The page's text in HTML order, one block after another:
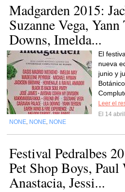
Madgarden 2015:
Suzanne Vega,
Downs, Imelda...
El
nueva
junio y
Leer el
El 14
NONE NONE NONE
Festival Pedralbes
Pet Shop Boys, Paul
Anastacia, Jessi...